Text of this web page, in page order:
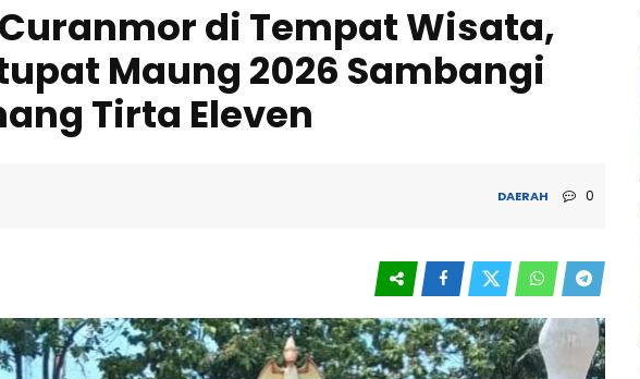
di Tempat Wisata,
Maung 2026 Sambangi
Tirta Eleven
DAERAH 0